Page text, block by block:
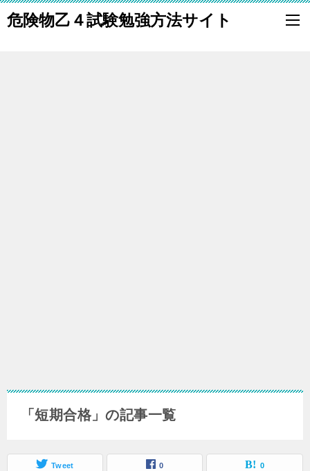
危険物乙４試験勉強方法サイト
「短期合格」の記事一覧
Tweet 0 0